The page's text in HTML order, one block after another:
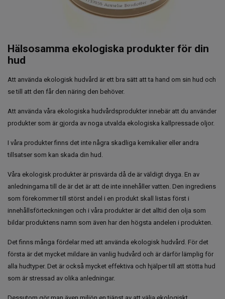
Hälsosamma ekologiska produkter för din
hud
Att använda ekologisk hudvård är ett bra sätt att ta hand om sin hud och
se till att den får den näring den behöver.
Att använda våra ekologiska hudvårdsprodukter innebär att du använder
produkter som är gjorda av noga utvalda ekologiska kallpressade oljor.
I våra produkter finns det inte några skadliga kemikalier eller andra
tillsatser som kan skada din hud.
Våra ekologisk produkter är prisvärda då de är väldigt dryga. En av
anledningarna till de är det är att de inte innehåller vatten. Den ingrediens
som förekommer till störst andel i en produkt skall listas först i
innehållsförteckningen och i våra produkter är det alltid den olja som
bildar produktens namn som även har den högsta andelen i produkten.
Det finns många fördelar med att använda ekologisk hudvård. För det
första är det mycket mildare än vanlig hudvård och är därför lämplig för
alla hudtyper. Det är också mycket effektiva och hjälper till att stötta hud
som är stressad av olika anledningar.